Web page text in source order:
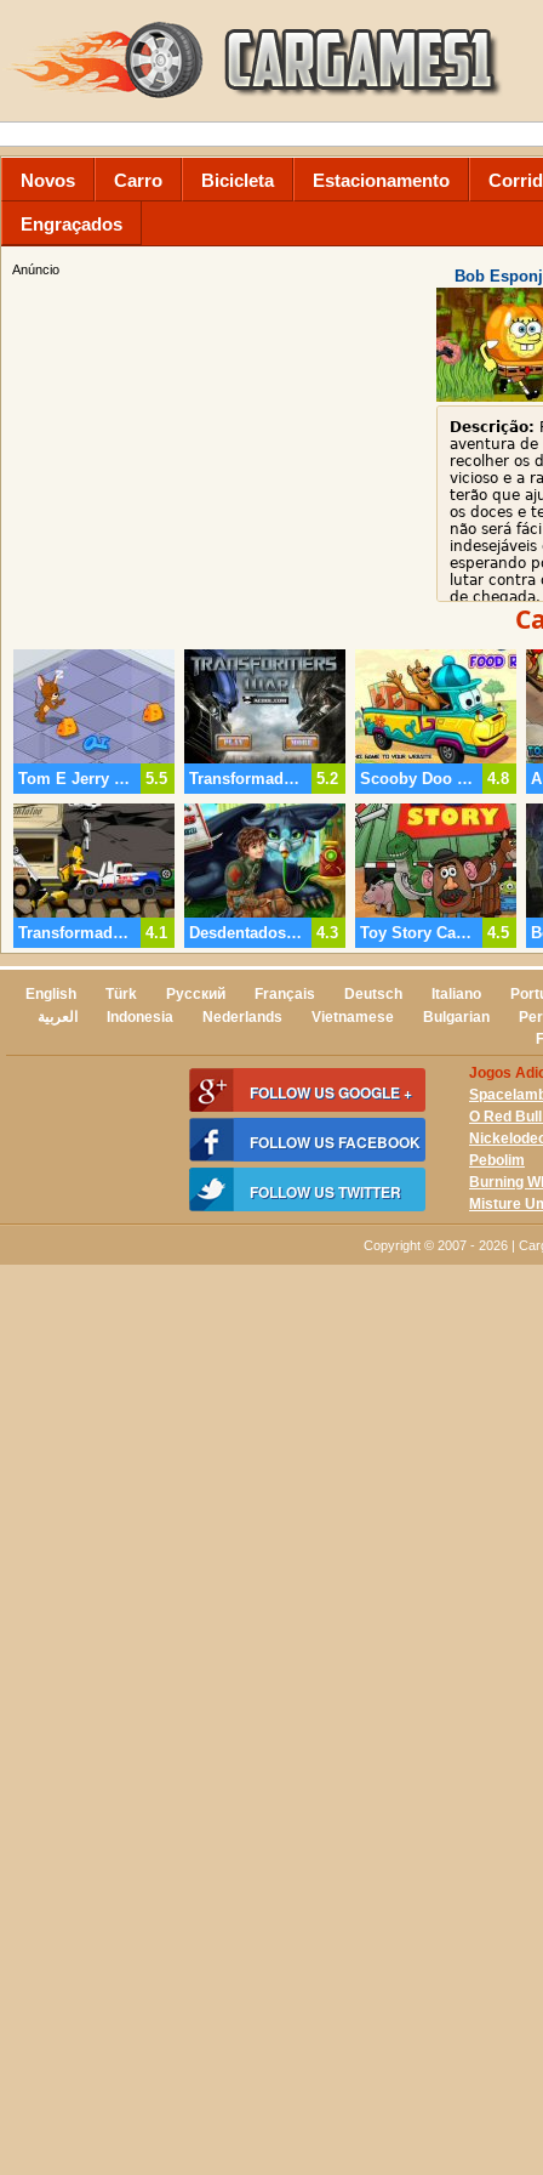
Novos Carro Bicicleta Estacionamento
Engraçados
Anúncio Bob
Descrição:
aventura de
recolher os
vicioso e a
terão que
os doces e
não será
esperando
lutar contra
de chegada.
5.5
Tom E Jerry No Lanche Da Meia-Noite 5.2
Transformadores De Guerra 4.8
Scooby Doo Alimentos Rush
4.1
Transformador Buble Abelha Missão De Resgate 4.3
Desdentados Gripe Médico 4.5
Toy Story Caminhão
English Türk Русский Français Deutsch Italiano
العربية
Indonesia Nederlands Vietnamese Bulgarian
FOLLOW US GOOGLE +
FOLLOW US FACEBOOK
FOLLOW US TWITTER
Jogos
O Red
Pebolim
Burning
Misture
Copyright © 2007 - 2026 |